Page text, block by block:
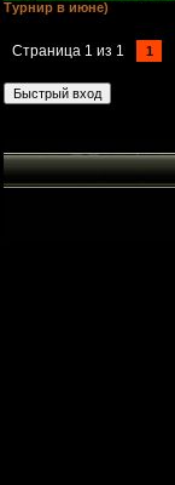
Турнир в июне)
Страница 1 из 1 1